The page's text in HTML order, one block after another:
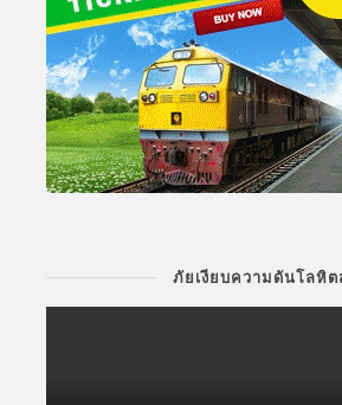
ภัยเงียบความดันโลหิต